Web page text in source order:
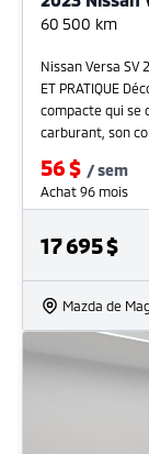
60 500 km
Nissan Versa SV
ET PRATIQUE
compacte qui se
carburant, son
56$ /sem
Achat 96 mois
17 695$
Mazda de